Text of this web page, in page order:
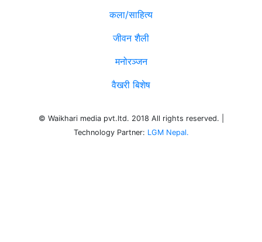
कला/साहित्य
जीवन शैली
मनोरञ्जन
वैखरी बिशेष
© Waikhari media pvt.ltd. 2018 All rights reserved. |
Technology Partner: LGM Nepal.